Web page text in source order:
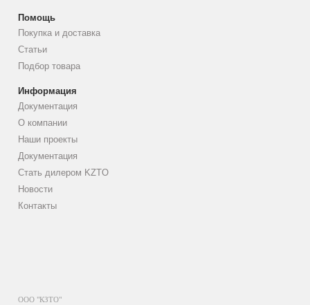
Помощь
Покупка и доставка
Статьи
Подбор товара
Информация
Документация
О компании
Наши проекты
Документация
Стать дилером KZTO
Новости
Контакты
ООО "КЗТО"